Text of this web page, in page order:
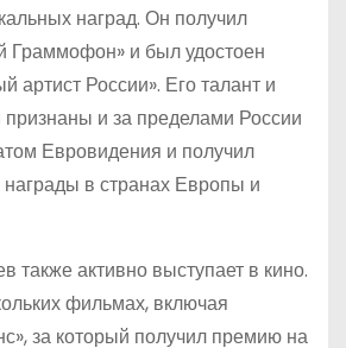
наград. Он получил
Граммофон» и был удостоен
артист России». Его талант и
и за пределами России
Евровидения и получил
в странах Европы и
также активно выступает в кино.
фильмах, включая
за который получил премию на